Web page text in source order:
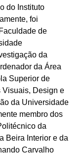
do Instituto
foi
de
da
da Área
Superior de
Visuais, Design e
da Universidade
membro dos
da
Beira Interior e da
Carvalho